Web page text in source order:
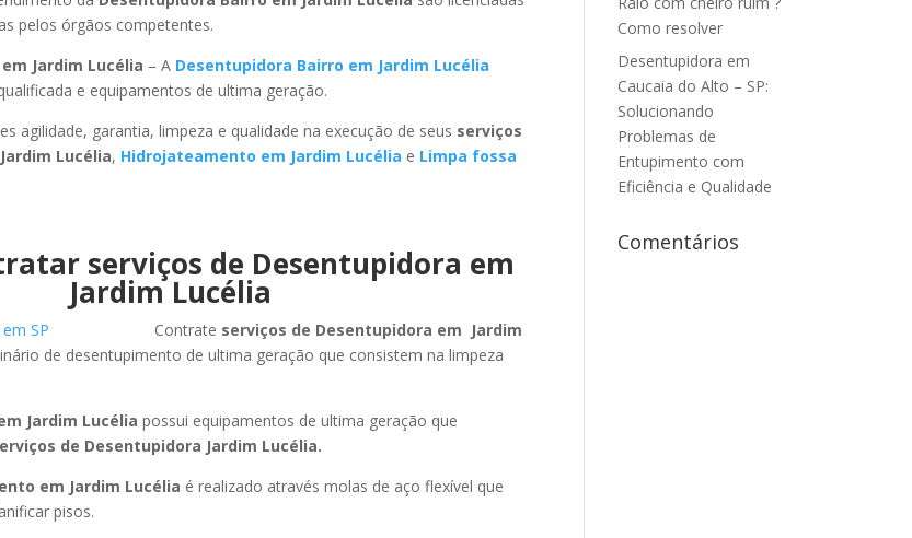
pelos órgãos competentes.
Jardim Lucélia – A Desentupidora Bairro em Jardim Lucélia
e equipamentos de ultima geração.
agilidade, garantia, limpeza e qualidade na execução de seus serviços
Lucélia, Hidrojateamento em Jardim Lucélia e Limpa fossa
serviços de Desentupidora em
Jardim Lucélia
Contrate serviços de Desentupidora em Jardim
de desentupimento de ultima geração que consistem na limpeza
Jardim Lucélia possui equipamentos de ultima geração que
de Desentupidora Jardim Lucélia.
em Jardim Lucélia é realizado através molas de aço flexível que
pisos.
Como resolver
Desentupidora em
Caucaia do Alto – SP:
Solucionando
Problemas de
Entupimento com
Eficiência e Qualidade
Comentários